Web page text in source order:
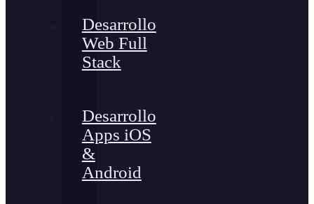
Desarrollo
Web Full
Stack
Desarrollo
Apps iOS
&
Android